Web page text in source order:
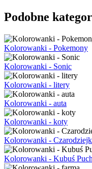
Podobne
Kolorowanki - Pokemony
Kolorowanki - Sonic
Kolorowanki - litery
Kolorowanki - auta
Kolorowanki - koty
Kolorowanki -
Kolorowanki - Kubuś